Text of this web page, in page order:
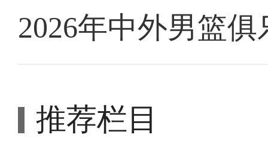
2026年中外男篮
推荐栏目